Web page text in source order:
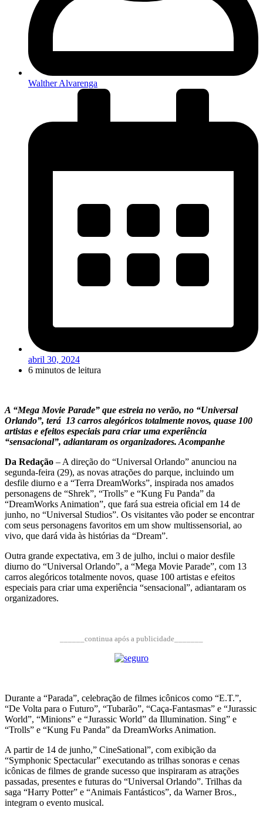
Walther Alvarenga
abril 30, 2024
6 minutos de leitura
A “Mega Movie Parade” que estreia no verão, no “Universal
Orlando”, terá 13 carros alegóricos totalmente novos, quase 100
artistas e efeitos especiais para criar uma experiência
“sensacional”, adiantaram os organizadores. Acompanhe
Da Redação – A direção do “Universal Orlando” anunciou na
segunda-feira (29), as novas atrações do parque, incluindo um
desfile diurno e a “Terra DreamWorks”, inspirada nos amados
personagens de “Shrek”, “Trolls” e “Kung Fu Panda” da
“DreamWorks Animation”, que fará sua estreia oficial em 14 de
junho, no “Universal Studios”. Os visitantes vão poder se encontrar
com seus personagens favoritos em um show multissensorial, ao
vivo, que dará vida às histórias da “Dream”.
Outra grande expectativa, em 3 de julho, inclui o maior desfile
diurno do “Universal Orlando”, a “Mega Movie Parade”, com 13
carros alegóricos totalmente novos, quase 100 artistas e efeitos
especiais para criar uma experiência “sensacional”, adiantaram os
organizadores.
______continua após a publicidade_______
Durante a “Parada”, celebração de filmes icônicos como “E.T.”,
“De Volta para o Futuro”, “Tubarão”, “Caça-Fantasmas” e “Jurassic
World”, “Minions” e “Jurassic World” da Illumination. Sing” e
“Trolls” e “Kung Fu Panda” da DreamWorks Animation.
A partir de 14 de junho,” CineSational”, com exibição da
“Symphonic Spectacular” executando as trilhas sonoras e cenas
icônicas de filmes de grande sucesso que inspiraram as atrações
passadas, presentes e futuras do “Universal Orlando”. Trilhas da
saga “Harry Potter” e “Animais Fantásticos”, da Warner Bros.,
integram o evento musical.